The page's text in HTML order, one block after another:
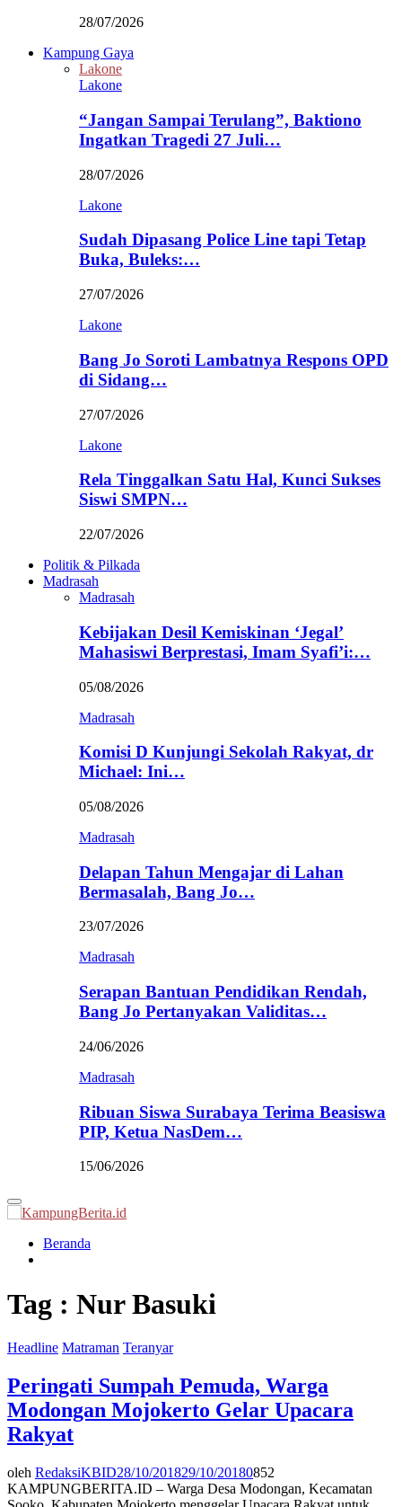
28/07/2026
Kampung Gaya
Lakone
Lakone
“Jangan Sampai Terulang”, Baktiono
Ingatkan Tragedi 27 Juli…
28/07/2026
Lakone
Sudah Dipasang Police Line tapi Tetap
Buka, Buleks:…
27/07/2026
Lakone
Bang Jo Soroti Lambatnya Respons OPD
di Sidang…
27/07/2026
Lakone
Rela Tinggalkan Satu Hal, Kunci Sukses
Siswi SMPN…
22/07/2026
Politik & Pilkada
Madrasah
Madrasah
Kebijakan Desil Kemiskinan ‘Jegal’
Mahasiswi Berprestasi, Imam Syafi’i:…
05/08/2026
Madrasah
Komisi D Kunjungi Sekolah Rakyat, dr
Michael: Ini…
05/08/2026
Madrasah
Delapan Tahun Mengajar di Lahan
Bermasalah, Bang Jo…
23/07/2026
Madrasah
Serapan Bantuan Pendidikan Rendah,
Bang Jo Pertanyakan Validitas…
24/06/2026
Madrasah
Ribuan Siswa Surabaya Terima Beasiswa
PIP, Ketua NasDem…
15/06/2026
Primary
Menu
Beranda
Tag : Nur Basuki
Headline Matraman Teranyar
Peringati Sumpah Pemuda, Warga
Modongan Mojokerto Gelar Upacara
Rakyat
oleh RedaksiKBID28/10/201829/10/20180852
KAMPUNGBERITA.ID – Warga Desa Modongan, Kecamatan